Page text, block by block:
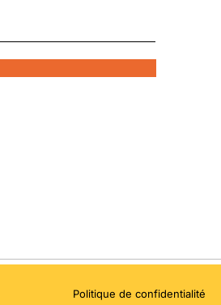
Politique de confidentialité